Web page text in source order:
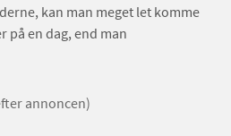
kan man meget let komme
på en dag, end man
annoncen)